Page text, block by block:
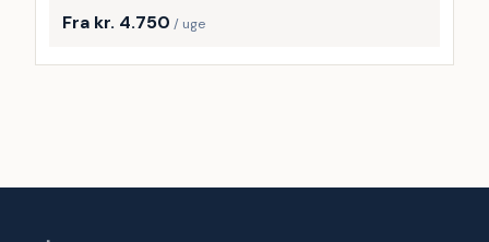
Fra kr. 4.750 / uge